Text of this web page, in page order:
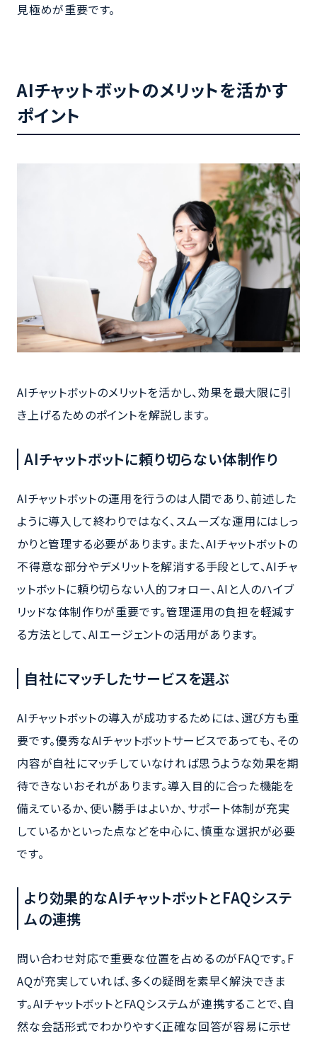
見極めが重要です。
AIチャットボットのメリットを活かす
ポイント
AIチャットボットのメリットを活かし、効果を最大限に引
き上げるためのポイントを解説します。
AIチャットボットに頼り切らない体制作り
AIチャットボットの運用を行うのは人間であり、前述した
ように導入して終わりではなく、スムーズな運用にはしっ
かりと管理する必要があります。また、AIチャットボットの
不得意な部分やデメリットを解消する手段として、AIチャ
ットボットに頼り切らない人的フォロー、AIと人のハイブ
リッドな体制作りが重要です。管理運用の負担を軽減す
る方法として、AIエージェントの活用があります。
自社にマッチしたサービスを選ぶ
AIチャットボットの導入が成功するためには、選び方も重
要です。優秀なAIチャットボットサービスであっても、その
内容が自社にマッチしていなければ思うような効果を期
待できないおそれがあります。導入目的に合った機能を
備えているか、使い勝手はよいか、サポート体制が充実
しているかといった点などを中心に、慎重な選択が必要
です。
より効果的なAIチャットボットとFAQシステ
ムの連携
問い合わせ対応で重要な位置を占めるのがFAQです。F
AQが充実していれば、多くの疑問を素早く解決できま
す。AIチャットボットとFAQシステムが連携することで、自
然な会話形式でわかりやすく正確な回答が容易に示せ